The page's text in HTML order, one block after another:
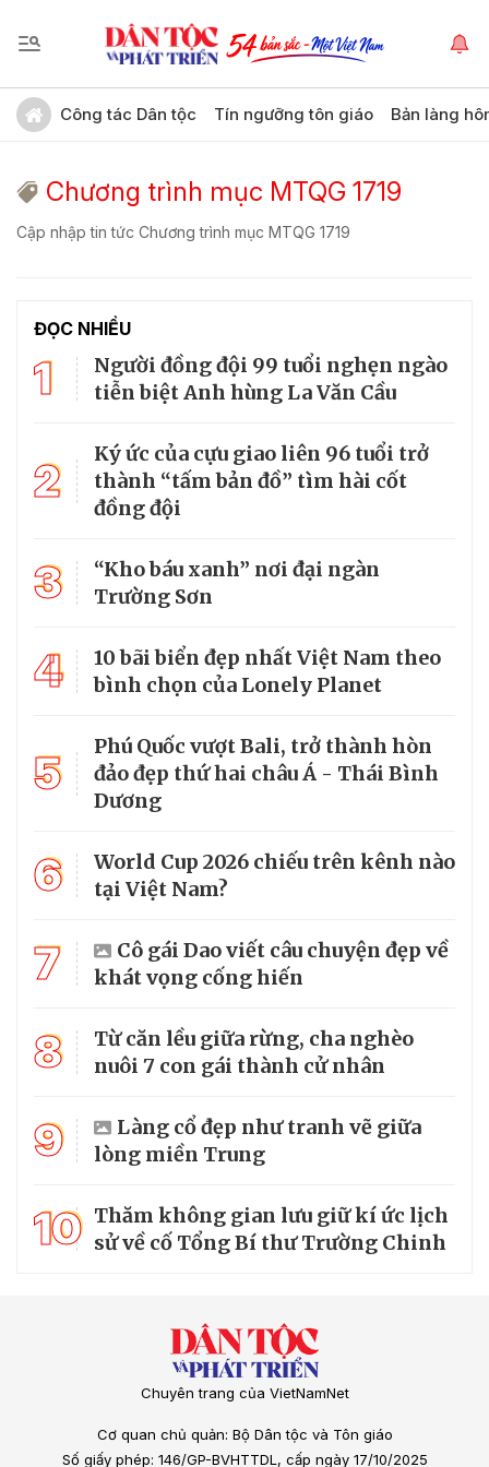
Công tác Dân tộc Tín ngưỡng tôn giáo Bản làng
Chương trình mục MTQG 1719
Cập nhập tin tức Chương trình mục MTQG 1719
ĐỌC NHIỀU
1
Người đồng đội 99 tuổi nghẹn ngào
tiễn biệt Anh hùng La Văn Cầu
2
Ký ức của cựu giao liên 96 tuổi trở
thành “tấm bản đồ” tìm hài cốt
đồng đội
3
“Kho báu xanh” nơi đại ngàn
Trường Sơn
4
10 bãi biển đẹp nhất Việt Nam theo
bình chọn của Lonely Planet
5
Phú Quốc vượt Bali, trở thành hòn
đảo đẹp thứ hai châu Á - Thái Bình
Dương
6
World Cup 2026 chiếu trên kênh nào
tại Việt Nam?
7
Cô gái Dao viết câu chuyện đẹp về
khát vọng cống hiến
8
Từ căn lều giữa rừng, cha nghèo
nuôi 7 con gái thành cử nhân
9
Làng cổ đẹp như tranh vẽ giữa
lòng miền Trung
10 Thăm không gian lưu giữ kí ức lịch
sử về cố Tổng Bí thư Trường Chinh
Chuyên trang của VietNamNet
Cơ quan chủ quản: Bộ Dân tộc và Tôn giáo
Số giấy phép: 146/GP-BVHTTDL, cấp ngày 17/10/2025